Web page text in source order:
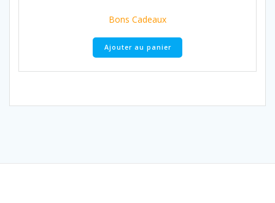
Bons Cadeaux
Ajouter au panier